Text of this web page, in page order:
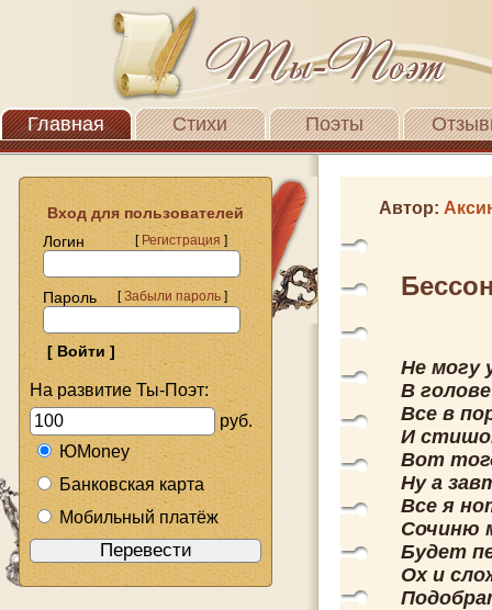
Главная Стихи Поэты
Вход для пользователей
Логин
[Регистрация]
Пароль [Забыли пароль]
На развитие Ты-Поэт:
руб.
ЮMoney
Банковская карта
Мобильный платёж
Автор:
Не могу
В
Все в
И
Вот
Ну а
Все я
Сочиню
Будет
Ох и